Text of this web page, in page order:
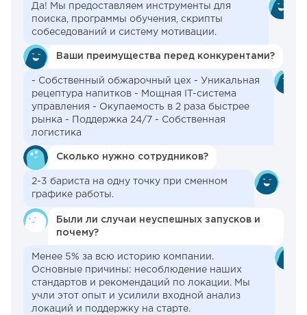
Да! Мы предоставляем инструменты для
поиска, программы обучения, скрипты
собеседований и систему мотивации.
Ваши преимущества перед конкурентами?
- Собственный обжарочный цех - Уникальная
рецептура напитков - Мощная IT-система
управления - Окупаемость в 2 раза быстрее
рынка - Поддержка 24/7 - Собственная
логистика
Сколько нужно сотрудников?
2-3 бариста на одну точку при сменном
графике работы.
Были ли случаи неуспешных запусков и
почему?
Менее 5% за всю историю компании.
Основные причины: несоблюдение наших
стандартов и рекомендаций по локации. Мы
учли этот опыт и усилили входной анализ
локаций и поддержку на старте.